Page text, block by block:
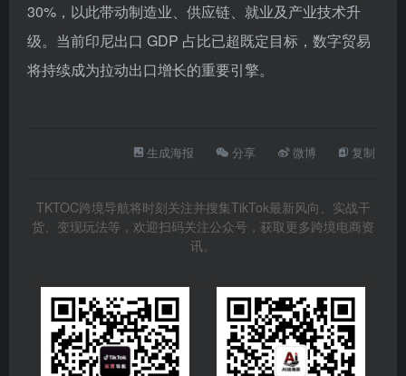
30%，以此带动制造业、供应链、就业及产业技术升
级。当前印尼出口 GDP 占比已超既定目标，数字贸易
将持续成为拉动出口增长的重要引擎。
生成海报 分享 微博 复制
TKTOC跨境导航将时刻关注并搜集TikTok最新风向、实战干
货、变现玩法等，欢迎扫码关注公众号，获取更多跨境电商资
讯。